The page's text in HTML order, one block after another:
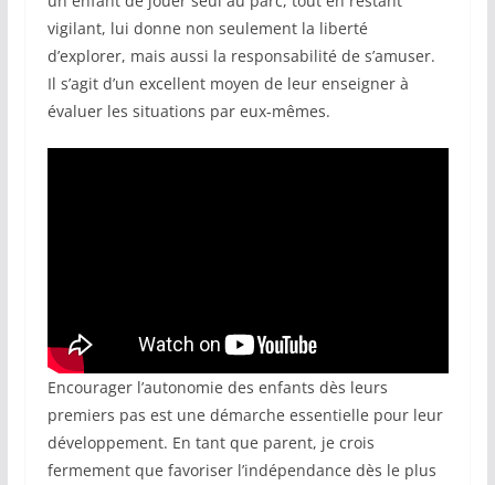
vigilant, lui donne non seulement la liberté
d’explorer, mais aussi la responsabilité de s’amuser.
Il s’agit d’un excellent moyen de leur enseigner à
évaluer les situations par eux-mêmes.
Encourager l’autonomie des enfants dès leurs
premiers pas est une démarche essentielle pour leur
développement. En tant que parent, je crois
fermement que favoriser l’indépendance dès le plus